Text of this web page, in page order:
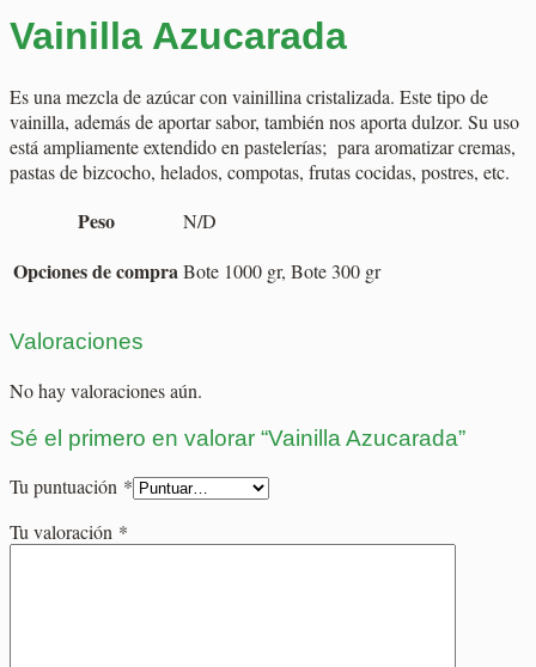
Vainilla Azucarada
Es una mezcla de azúcar con vainillina cristalizada. Este tipo de
vainilla, además de aportar sabor, también nos aporta dulzor. Su uso
está ampliamente extendido en pastelerías; para aromatizar cremas,
pastas de bizcocho, helados, compotas, frutas cocidas, postres, etc.
Peso N/D
Opciones de compraBote 1000 gr, Bote 300 gr
Valoraciones
No hay valoraciones aún.
Sé el primero en valorar “Vainilla Azucarada”
Tu puntuación *
Tu valoración *